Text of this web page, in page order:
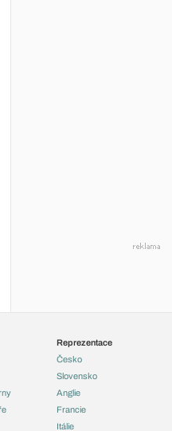
Reprezentace
Česko
Slovensko
Anglie
Francie
Itálie